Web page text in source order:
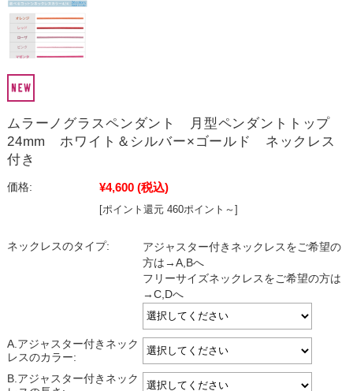
ムラーノグラスペンダント 月型ペンダントトップ
24mm ホワイト＆シルバー×ゴールド ネックレス
付き
価格: ¥4,600 (税込)
[ポイント還元 460ポイント～]
ネックレスのタイプ:
アジャスター付きネックレスをご希望の
方は→A,Bへ
フリーサイズネックレスをご希望の方は
→C,Dへ
A.アジャスター付きネック
レスのカラー:
B.アジャスター付きネック